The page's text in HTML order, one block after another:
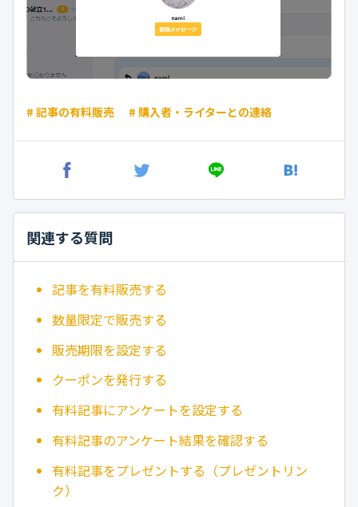
# 記事の有料販売 # 購入者・ライターとの連絡
関連する質問
記事を有料販売する
数量限定で販売する
販売期限を設定する
クーポンを発行する
有料記事にアンケートを設定する
有料記事のアンケート結果を確認する
有料記事をプレゼントする（プレゼントリン
ク）